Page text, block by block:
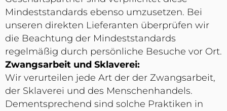
Mindeststandards ebenso umzusetzen. Bei
unseren direkten Lieferanten überprüfen wir
die Beachtung der Mindeststandards
regelmäßig durch persönliche Besuche vor Ort.
Zwangsarbeit und Sklaverei:
Wir verurteilen jede Art der der Zwangsarbeit,
der Sklaverei und des Menschenhandels.
Dementsprechend sind solche Praktiken in